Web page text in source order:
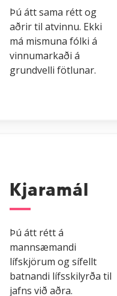
Þú átt sama rétt og
aðrir til atvinnu. Ekki
má mismuna fólki á
vinnumarkaði á
grundvelli fötlunar.
Kjaramál
Þú átt rétt á
mannsæmandi
lífskjörum og sífellt
batnandi lífsskilyrða til
jafns við aðra.